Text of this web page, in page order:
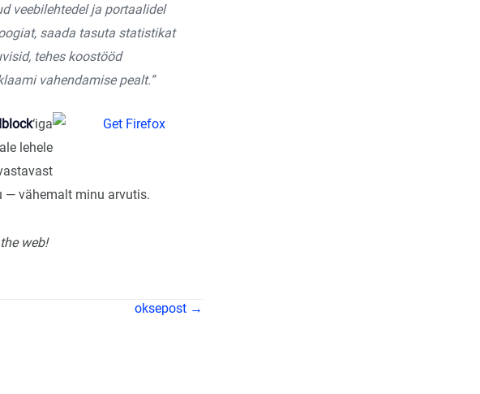
veebilehtedel ja portaalidel
saada tasuta statistikat
tehes koostööd
vahendamise pealt.”
‘iga
lehele
— vähemalt minu arvutis.
web!
oksepost →